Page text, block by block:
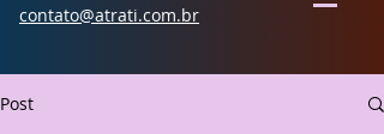
contato@atrati.com.br
Post